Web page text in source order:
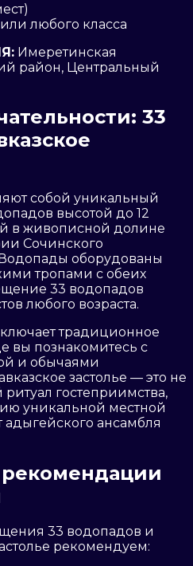
любого класса
Имеретинская
район, Центральный
33
собой уникальный
высотой до 12
в живописной долине
Сочинского
оборудованы
тропами с обеих
33 водопадов
любого возраста.
традиционное
вы познакомитесь с
и обычаями
застолье — это не
гостеприимства,
уникальной местной
ансамбля
33 водопадов и
рекомендуем: